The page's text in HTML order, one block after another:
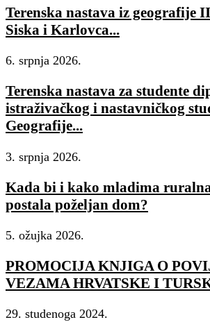
Terenska nastava iz geografije
Siska i Karlovca...
6. srpnja 2026.
Terenska nastava za studente
istraživačkog i nastavničkog
Geografije...
3. srpnja 2026.
Kada bi i kako mladima
postala poželjan dom?
5. ožujka 2026.
PROMOCIJA KNJIGA O
VEZAMA HRVATSKE I
29. studenoga 2024.